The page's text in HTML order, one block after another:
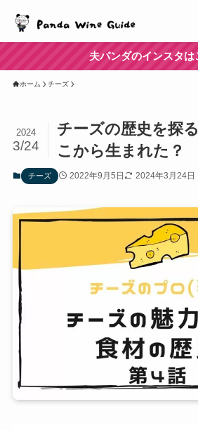
夫パンダのインスタは
ホーム チーズ
チーズの歴史を探
こから生まれた？
2024
3/24
チーズ 2022年9月5日 2024年3月24日